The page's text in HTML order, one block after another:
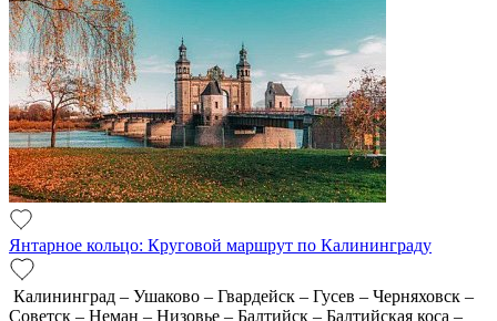
Янтарное кольцо: Круговой маршрут по Калининграду
Калининград – Ушаково – Гвардейск – Гусев – Черняховск –
Советск – Неман – Низовье – Балтийск – Балтийская коса –